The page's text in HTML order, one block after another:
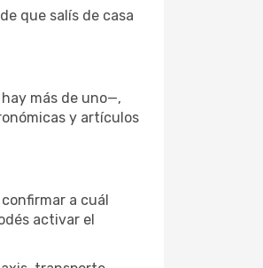
que salís de casa
más de uno—,
y artículos
a cuál
activar el